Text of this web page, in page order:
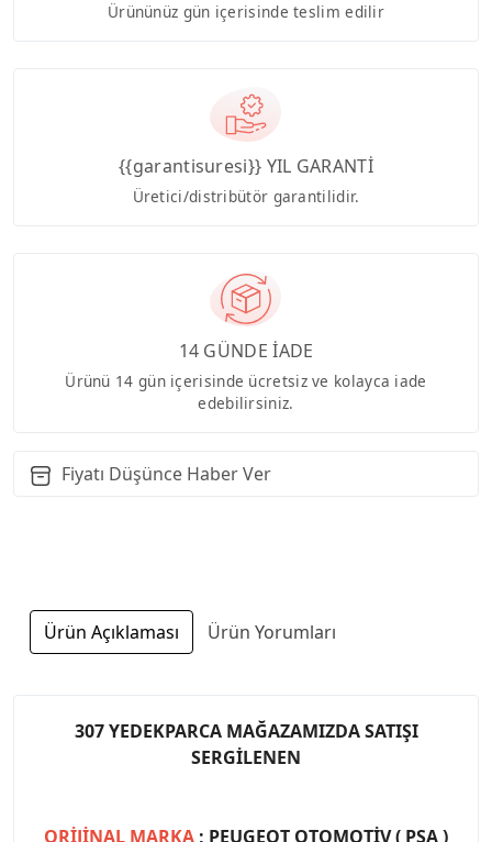
Ürününüz gün içerisinde teslim edilir
{{garantisuresi}} YIL GARANTİ
Üretici/distribütör garantilidir.
14 GÜNDE İADE
Ürünü 14 gün içerisinde ücretsiz ve kolayca iade
edebilirsiniz.
Fiyatı Düşünce Haber Ver
Ürün Açıklaması Ürün Yorumları
307 YEDEKPARCA MAĞAZAMIZDA SATIŞI
SERGİLENEN
ORİJİNAL MARKA ; PEUGEOT OTOMOTİV ( PSA )